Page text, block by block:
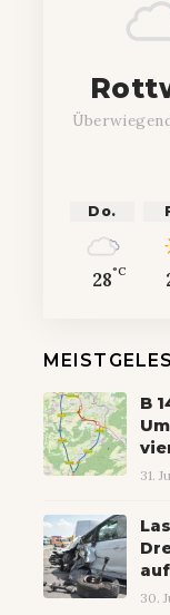
Do.
28°C
B
31.
30.